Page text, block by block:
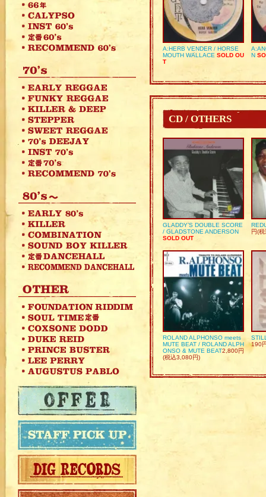
A:HERB VENDER / HORSE
MOUTH WALLACE SOLD OU
T
N
CD / OTHERS
GLADDY’S DOUBLE SCORE
/ GLADSTONE ANDERSON
SOLD OUT
円(
ROLAND ALPHONSO meets
MUTE BEAT / ROLAND ALPH
ONSO & MUTE BEAT2,800円
(税込3,080円)
190